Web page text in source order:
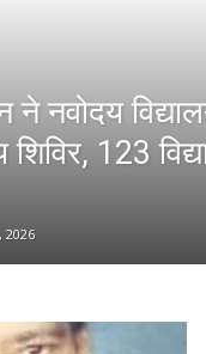
नवोदय
123
2026